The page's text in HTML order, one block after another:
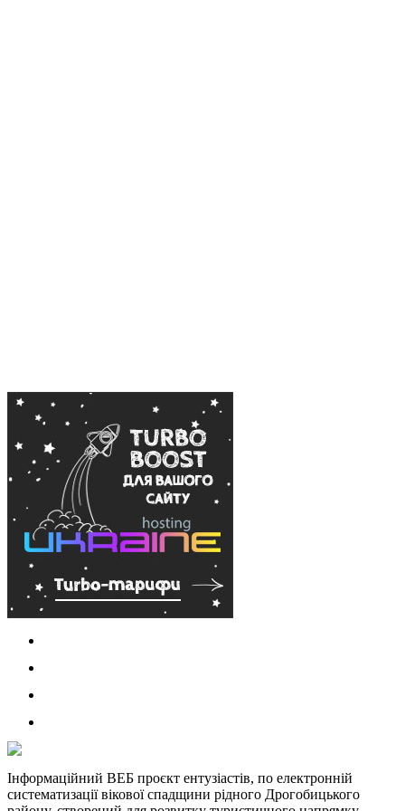
Інформаційний ВЕБ проєкт ентузіастів, по електронній
систематизації вікової спадщини рідного Дрогобицького